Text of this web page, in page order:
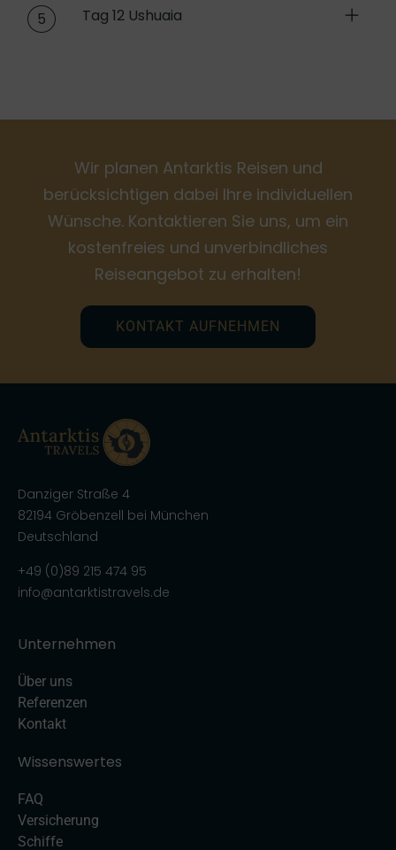
5 Tag 12 Ushuaia
Wir planen Antarktis Reisen und
berücksichtigen dabei Ihre individuellen
Wünsche. Kontaktieren Sie uns, um ein
kostenfreies und unverbindliches
Reiseangebot zu erhalten!
KONTAKT AUFNEHMEN
Danziger Straße 4
82194 Gröbenzell bei München
Deutschland
+49 (0)89 215 474 95
info@antarktistravels.de
Unternehmen
Über uns
Referenzen
Kontakt
Wissenswertes
FAQ
Versicherung
Schiffe